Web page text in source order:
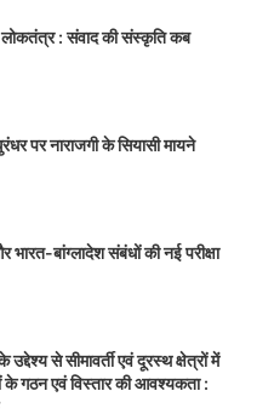
: संवाद की संस्कृति कब
पर नाराजगी के सियासी मायने
भारत-बांग्लादेश संबंधों की नई परीक्षा
से सीमावर्ती एवं दूरस्थ क्षेत्रों में
के गठन एवं विस्तार की आवश्यकता :